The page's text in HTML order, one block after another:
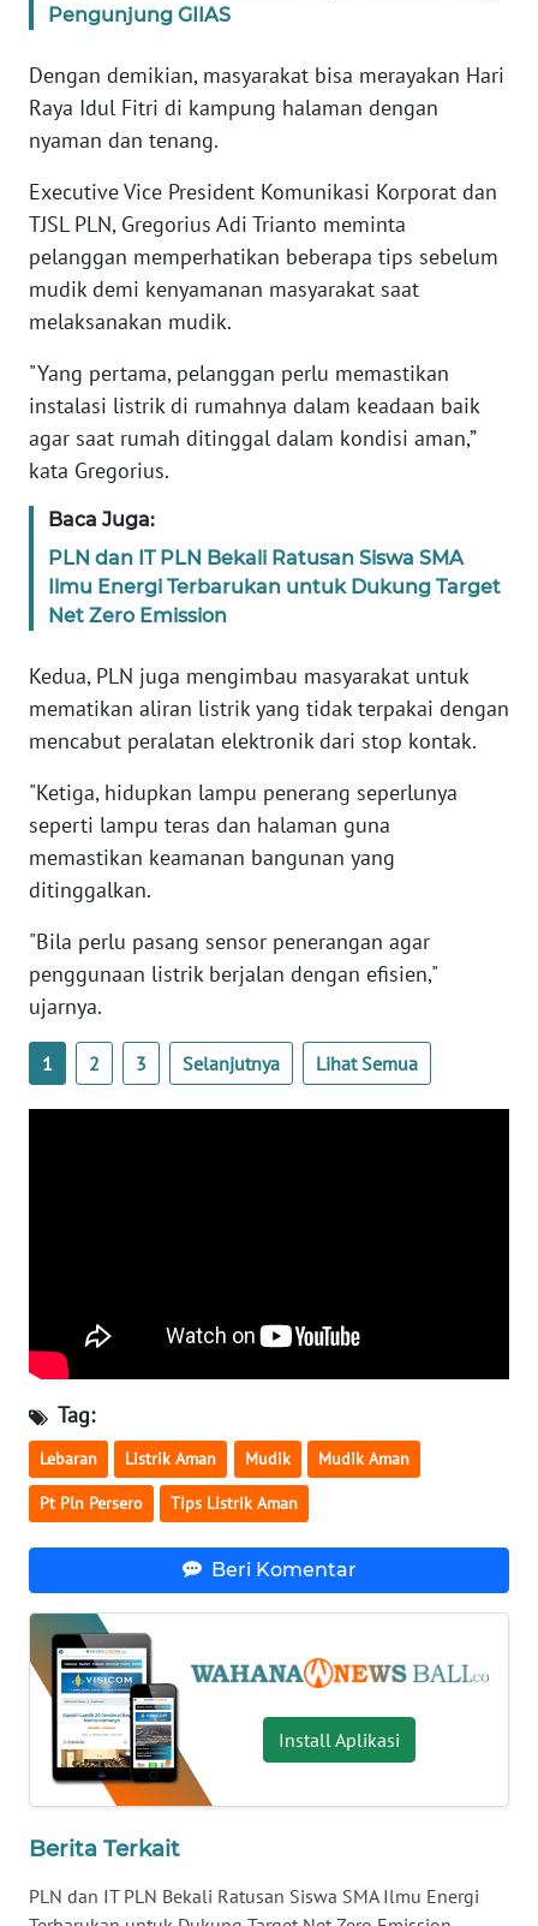
Pengunjung GIIAS
Dengan demikian, masyarakat bisa merayakan Hari
Raya Idul Fitri di kampung halaman dengan
nyaman dan tenang.
Executive Vice President Komunikasi Korporat dan
TJSL PLN, Gregorius Adi Trianto meminta
pelanggan memperhatikan beberapa tips sebelum
mudik demi kenyamanan masyarakat saat
melaksanakan mudik.
"Yang pertama, pelanggan perlu memastikan
instalasi listrik di rumahnya dalam keadaan baik
agar saat rumah ditinggal dalam kondisi aman,”
kata Gregorius.
Baca Juga:
PLN dan IT PLN Bekali Ratusan Siswa SMA
Ilmu Energi Terbarukan untuk Dukung Target
Net Zero Emission
Kedua, PLN juga mengimbau masyarakat untuk
mematikan aliran listrik yang tidak terpakai dengan
mencabut peralatan elektronik dari stop kontak.
"Ketiga, hidupkan lampu penerang seperlunya
seperti lampu teras dan halaman guna
memastikan keamanan bangunan yang
ditinggalkan.
"Bila perlu pasang sensor penerangan agar
penggunaan listrik berjalan dengan efisien,"
ujarnya.
1 2 3 Selanjutnya Lihat Semua
Tag:
Lebaran Listrik Aman Mudik Mudik Aman
Pt Pln Persero Tips Listrik Aman
Beri Komentar
Install Aplikasi
Berita Terkait
PLN dan IT PLN Bekali Ratusan Siswa SMA Ilmu Energi
Regional
WN
SUMUT
JAKARTA
WN
JABAR
BANTEN
WN
NTT
KEPRI
WN
WN
PAPUA
WN
RIAU
SERAMBI
WN
WN
SULBAR
WN
BABEL
WN
SUMSEL
WN
BENGKULU
WN
WN
JATENG